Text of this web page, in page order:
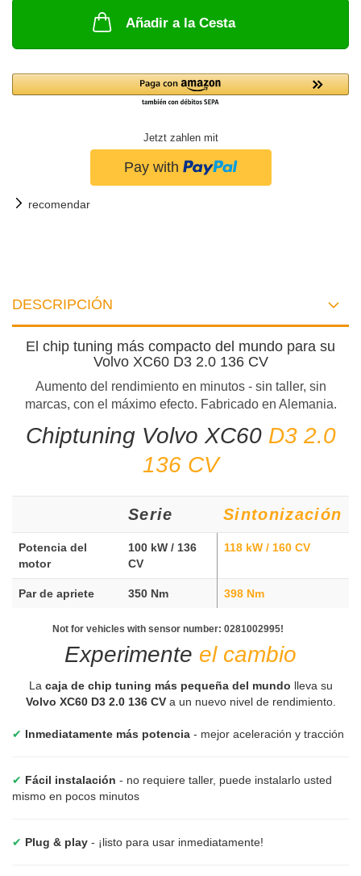
Añadir a la Cesta
Jetzt zahlen mit
recomendar
DESCRIPCIÓN
El chip tuning más compacto del mundo para su
Volvo XC60 D3 2.0 136 CV
Aumento del rendimiento en minutos - sin taller, sin
marcas, con el máximo efecto. Fabricado en Alemania.
Chiptuning Volvo XC60 D3 2.0
136 CV
Serie Sintonización
Potencia del
motor
100 kW / 136
CV
118 kW / 160 CV
Par de apriete 350 Nm 398 Nm
Not for vehicles with sensor number: 0281002995!
Experimente el cambio
La caja de chip tuning más pequeña del mundo lleva su
Volvo XC60 D3 2.0 136 CVa un nuevo nivel de rendimiento.
✔ Inmediatamente más potencia - mejor aceleración y tracción
✔ Fácil instalación - no requiere taller, puede instalarlo usted
mismo en pocos minutos
✔ Plug & play - ¡listo para usar inmediatamente!